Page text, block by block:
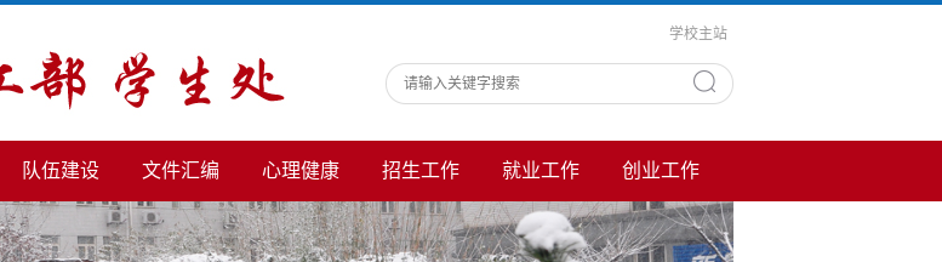
学校主站
队伍建设 文件汇编 心理健康 招生工作 就业工作 创业工作